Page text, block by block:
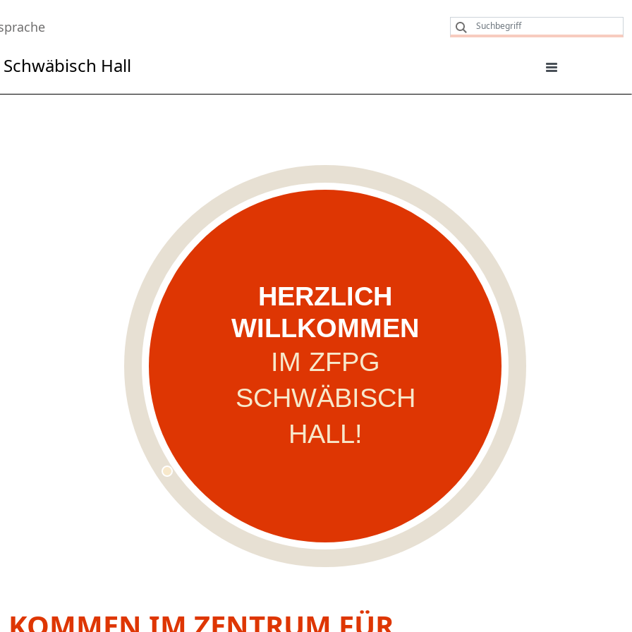
Hall
UNSER ZENTRUM:
FACHLICH UND
PERSÖNLICH FÜR
IHRE GESUNDHEIT
HERZLICH
WILLKOMMEN
IM ZFPG
SCHWÄBISCH
HALL!